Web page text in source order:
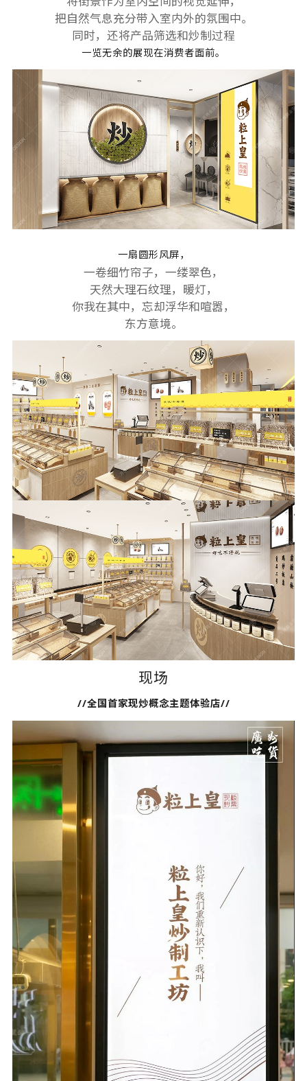
把自然气息充分带入室内外的氛围中。
同时，还将产品筛选和炒制过程
一览无余的展现在消费者面前。
一扇圆形风屏，
一卷细竹帘子，一缕翠色，
天然大理石纹理，暖灯，
你我在其中，忘却浮华和喧嚣，
东方意境。
现场
//全国首家现炒概念主题体验店//